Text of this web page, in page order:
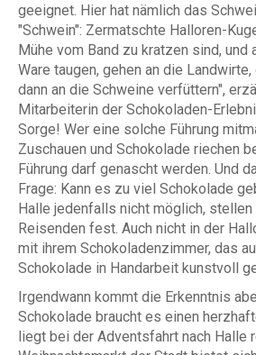
geeignet. Hier hat nämlich das
"Schwein": Zermatschte Halloren-
Mühe vom Band zu kratzen sind, und
Ware taugen, gehen an die
dann an die Schweine verfüttern",
Mitarbeiterin der Schokoladen-
Sorge! Wer eine solche Führung
Zuschauen und Schokolade riechen
Führung darf genascht werden. Und
Frage: Kann es zu viel Schokolade
Halle jedenfalls nicht möglich,
Reisenden fest. Auch nicht in der
mit ihrem Schokoladenzimmer, das
Schokolade in Handarbeit kunstvoll
Irgendwann kommt die Erkenntnis
Schokolade braucht es einen
liegt bei der Adventsfahrt nach Halle